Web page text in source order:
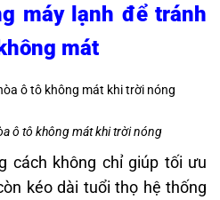
máy lạnh để tránh
mát
ô tô không mát khi trời nóng
cách không chỉ giúp tối ưu
kéo dài tuổi thọ hệ thống